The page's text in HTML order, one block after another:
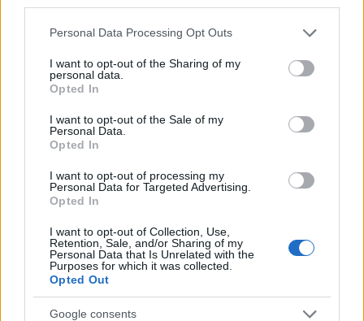
Please note that this website/app uses one or more Google
not limited to your visit or usage behaviour. You may click to
grant or deny consent to Google and its third-party tags to
use your data for below specified purposes in below Google
consent section.
Personal Data Processing Opt Outs
I want to opt-out of the Sharing of my
personal data.
Opted In
I want to opt-out of the Sale of my
Personal Data.
Opted In
I want to opt-out of processing my
Personal Data for Targeted Advertising.
Opted In
I want to opt-out of Collection, Use,
Retention, Sale, and/or Sharing of my
Personal Data that Is Unrelated with the
Purposes for which it was collected.
Opted Out
Google consents
13:0407.05.23
βασίλισσα Καμίλα - Οι αναρτήσεις του
παλατιού για την ιστορική ημέρα της στέψης